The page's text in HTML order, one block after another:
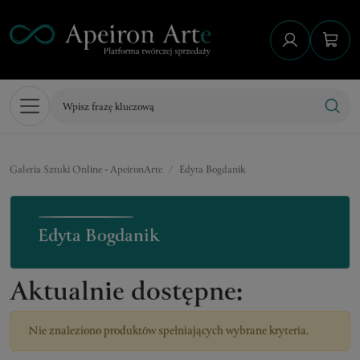
Galeria Sztuki Online - ApeironArte Edyta Bogdanik
Edyta Bogdanik
Aktualnie dostępne:
Nie znaleziono produktów spełniających wybrane kryteria.